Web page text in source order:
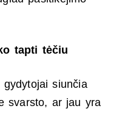
tapti tėčiu
siunčia
svarsto, ar jau yra